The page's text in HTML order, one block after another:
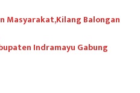
Masyarakat,Kilang Balongan
Indramayu Gabung